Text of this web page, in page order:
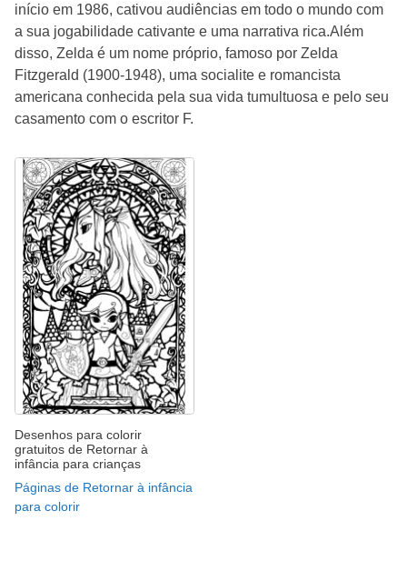
início em 1986, cativou audiências em todo o mundo com
a sua jogabilidade cativante e uma narrativa rica.Além
disso, Zelda é um nome próprio, famoso por Zelda
Fitzgerald (1900-1948), uma socialite e romancista
americana conhecida pela sua vida tumultuosa e pelo seu
casamento com o escritor F.
Desenhos para colorir
gratuitos de Retornar à
infância para crianças
Páginas de Retornar à infância
para colorir